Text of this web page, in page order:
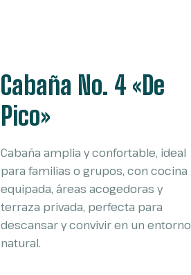
Cabaña No. 4 «De
Pico»
Cabaña amplia y confortable, ideal
para familias o grupos, con cocina
equipada, áreas acogedoras y
terraza privada, perfecta para
descansar y convivir en un entorno
natural.